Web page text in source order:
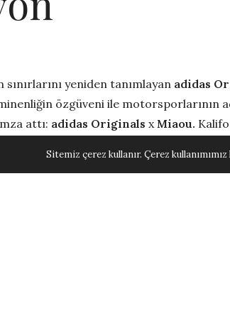
sınırlarını yeniden tanımlayan adidas
özgüveni ile motorsporlarının
attı: adidas Originals x Miaou.
bir moda yolculuğu sunuyor.
Sitemiz çerez kullanır. Çerez